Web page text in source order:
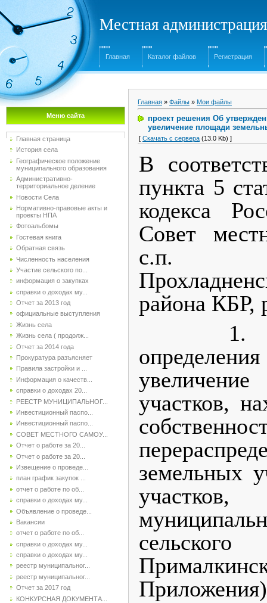
Местная
Главная Каталог файлов Регистрация
Меню сайта
Главная страница
История села
Географическое положение
муниципального образования
Административно-
территориальное деление
Новости Села
Нормативно-правовые акты и
проекты НПА
Фотоальбомы
Гостевая книга
Обратная связь
Численность населения
Участие сельского по...
информация о закупках
справки о доходах му...
Отчет за 2013 год
официальные выступления
Жизнь села
Жизнь села ( продолж...
Отчет за 2014 года
Прокуратура разъясняет
Правила застройки и ...
Информация о качеств...
справки о доходах 20...
РЕЕСТР МУНИЦИПАЛЬНОГ...
Инвестиционный паспо...
Инвестиционный паспо...
СОВЕТ МЕСТНОГО САМОУ...
Отчет о работе за 20...
Отчет о работе за 20...
Извещение о проведе...
план график закупок ...
отчет о работе по об...
справки о доходах му...
Объявление о проведе...
Вакансии
отчет о работе по об...
справки о доходах му...
справки о доходах му...
реестр муниципальног...
реестр муниципальног...
Отчет за 2017 год
КОНКУРСНАЯ ДОКУМЕНТА...
Главная » Файлы » Мои файлы
проект решения Об
увеличение площади
[ Скачать с сервера (13.0 Kb) ]
В
пункта 5
кодекса
Совет
с.п.
района КБР,
1.
участков,
земельных